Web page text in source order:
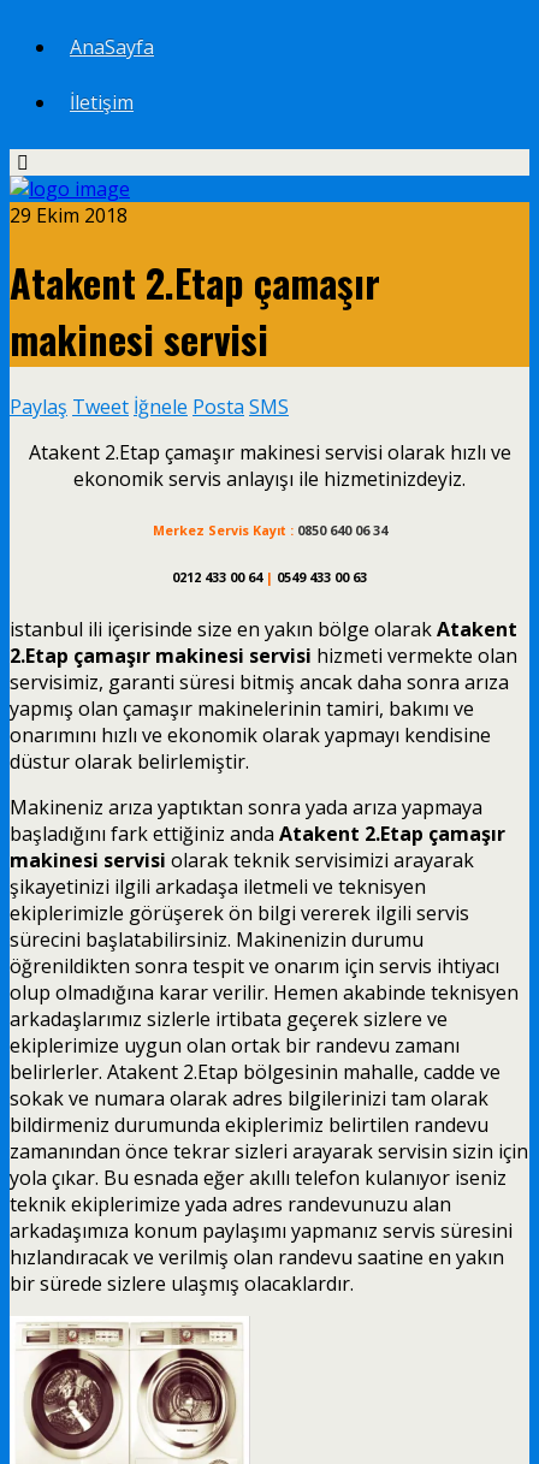
AnaSayfa
İletişim
29 Ekim 2018
Atakent 2.Etap çamaşır
makinesi servisi
Paylaş Tweet İğnele Posta SMS
Atakent 2.Etap çamaşır makinesi servisi olarak hızlı ve
ekonomik servis anlayışı ile hizmetinizdeyiz.
Merkez Servis Kayıt : 0850 640 06 34
0212 433 00 64 | 0549 433 00 63
istanbul ili içerisinde size en yakın bölge olarakAtakent
2.Etap çamaşır makinesi servisi hizmeti vermekte olan
servisimiz, garanti süresi bitmiş ancak daha sonra arıza
yapmış olan çamaşır makinelerinin tamiri, bakımı ve
onarımını hızlı ve ekonomik olarak yapmayı kendisine
düstur olarak belirlemiştir.
Makineniz arıza yaptıktan sonra yada arıza yapmaya
başladığını fark ettiğiniz anda Atakent 2.Etap çamaşır
makinesi servisi olarak teknik servisimizi arayarak
şikayetinizi ilgili arkadaşa iletmeli ve teknisyen
ekiplerimizle görüşerek ön bilgi vererek ilgili servis
sürecini başlatabilirsiniz. Makinenizin durumu
öğrenildikten sonra tespit ve onarım için servis ihtiyacı
olup olmadığına karar verilir. Hemen akabinde teknisyen
arkadaşlarımız sizlerle irtibata geçerek sizlere ve
ekiplerimize uygun olan ortak bir randevu zamanı
belirlerler. Atakent 2.Etap bölgesinin mahalle, cadde ve
sokak ve numara olarak adres bilgilerinizi tam olarak
bildirmeniz durumunda ekiplerimiz belirtilen randevu
zamanından önce tekrar sizleri arayarak servisin sizin için
yola çıkar. Bu esnada eğer akıllı telefon kulanıyor iseniz
teknik ekiplerimize yada adres randevunuzu alan
arkadaşımıza konum paylaşımı yapmanız servis süresini
hızlandıracak ve verilmiş olan randevu saatine en yakın
bir sürede sizlere ulaşmış olacaklardır.